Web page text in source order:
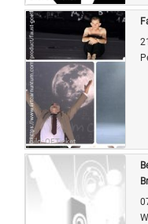
Bild: OETicket